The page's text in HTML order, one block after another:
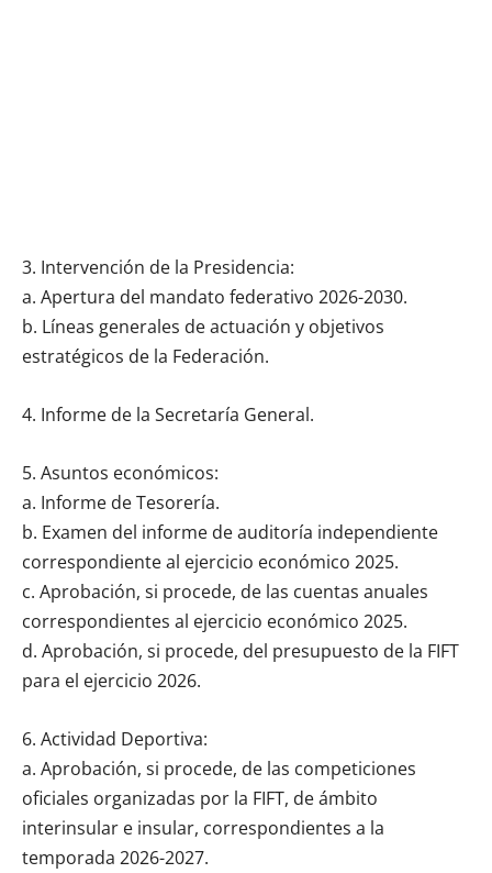
3. Intervención de la Presidencia:
a. Apertura del mandato federativo 2026-2030.
b. Líneas generales de actuación y objetivos
estratégicos de la Federación.
4. Informe de la Secretaría General.
5. Asuntos económicos:
a. Informe de Tesorería.
b. Examen del informe de auditoría independiente
correspondiente al ejercicio económico 2025.
c. Aprobación, si procede, de las cuentas anuales
correspondientes al ejercicio económico 2025.
d. Aprobación, si procede, del presupuesto de la FIFT
para el ejercicio 2026.
6. Actividad Deportiva:
a. Aprobación, si procede, de las competiciones
oficiales organizadas por la FIFT, de ámbito
interinsular e insular, correspondientes a la
temporada 2026-2027.